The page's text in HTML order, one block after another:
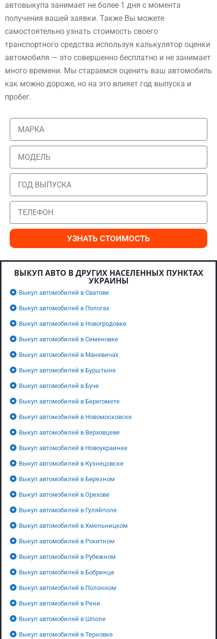
автовыкупа занимает не более 1 дня с момента
получения вашей заявки. Также Вы можете
самостоятельно узнать стоимость своего
транспортного средства используя калькулятор оценки
автомобиля — это совершенно бесплатно и не занимает
много времени. Мы стараемся оценить ваш автомобиль
как можно дороже, но на это влияет год выпуска и
пробег.
УЗНАТЬ СТОИМОСТЬ
ВЫКУП АВТО В ДРУГИХ НАСЕЛЕННЫХ ПУНКТАХ
УКРАИНЫ
Выкуп автомобилей в Сватове
Выкуп автомобилей в Пологах
Выкуп автомобилей в Новогродовке
Выкуп автомобилей в Семеновке
Выкуп автомобилей в Маневичах
Выкуп автомобилей в Бурштыне
Выкуп автомобилей в Буче
Выкуп автомобилей в Берегомете
Выкуп автомобилей в Новомосковске
Выкуп автомобилей в Верховцеве
Выкуп автомобилей в Новоукраинке
Выкуп автомобилей в Кузнецовске
Выкуп автомобилей в Березном
Выкуп автомобилей в Орехове
Выкуп автомобилей в Гуляйполе
Выкуп автомобилей в Хмельницком
Выкуп автомобилей в Рокитном
Выкуп автомобилей в Рубежном
Выкуп автомобилей в Бобринце
Выкуп автомобилей в Полонном
Выкуп автомобилей в Рени
Выкуп автомобилей в Шполе
Выкуп автомобилей в Терновке